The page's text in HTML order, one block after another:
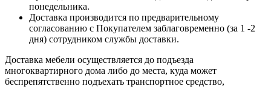
понедельника.
Доставка производится по предварительному
согласованию с Покупателем заблаговременно (за 1 -2
дня) сотрудником службы доставки.
Доставка мебели осуществляется до подъезда
многоквартирного дома либо до места, куда может
беспрепятственно подъехать транспортное средство,